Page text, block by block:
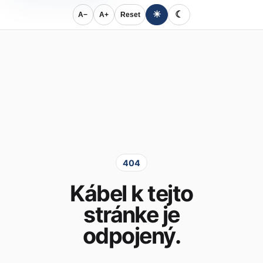
A− A+ Reset ☀ ☾
404
Kábel k tejto
stránke je
odpojený.